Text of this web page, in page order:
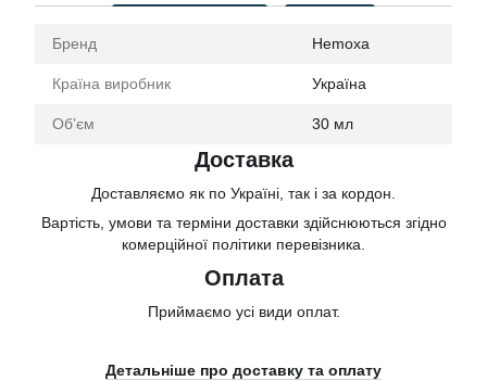
Бренд Hemoxa
Країна виробник Україна
Обʼєм 30 мл
Доставка
Доставляємо як по Україні, так і за кордон.
Вартість, умови та терміни доставки здійснюються згідно
комерційної політики перевізника.
Оплата
Приймаємо усі види оплат.
Детальніше про доставку та оплату